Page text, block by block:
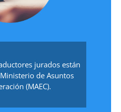
jurados están
de Asuntos
(MAEC).